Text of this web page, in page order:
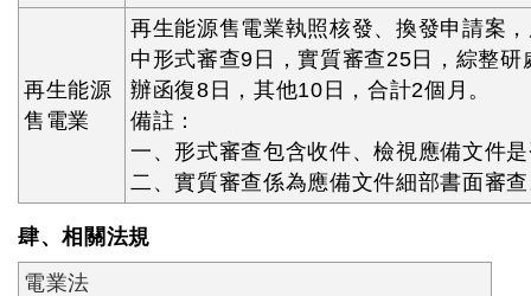
再生能源
售電業
再生能源售電業執照核發、換發申請案
中形式審查9日，實質審查25日，綜整研
辦函復8日，其他10日，合計2個月。
備註：
一、形式審查包含收件、檢視應備文件
二、實質審查係為應備文件細部書面審
肆、相關法規
電業法